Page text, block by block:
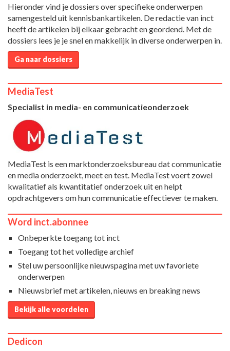
Hieronder vind je dossiers over specifieke onderwerpen
samengesteld uit kennisbankartikelen. De redactie van inct
heeft de artikelen bij elkaar gebracht en geordend. Met de
dossiers lees je je snel en makkelijk in diverse onderwerpen in.
Ga naar dossiers
MediaTest
Specialist in media- en communicatieonderzoek
MediaTest is een marktonderzoeksbureau dat communicatie
en media onderzoekt, meet en test. MediaTest voert zowel
kwalitatief als kwantitatief onderzoek uit en helpt
opdrachtgevers om hun communicatie effectiever te maken.
Word inct.abonnee
Onbeperkte toegang tot inct
Toegang tot het volledige archief
Stel uw persoonlijke nieuwspagina met uw favoriete
onderwerpen
Nieuwsbrief met artikelen, nieuws en breaking news
Bekijk alle voordelen
Dedicon